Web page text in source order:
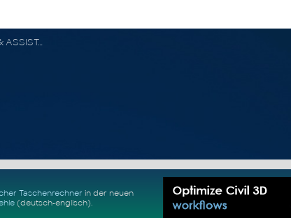
CAD FORUM - TIPPS & TRICKS | UTILITIES | DISKUSSION | BLÖCKE | SUPPORT | HILFE & ASSISTANCE
Taschenrechner in der neuen
(deutsch-englisch).